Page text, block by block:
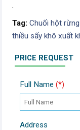
.
Tag: Chuối hột
thiều sấy khô xuất
PRICE REQUEST
Full Name (*)
Address